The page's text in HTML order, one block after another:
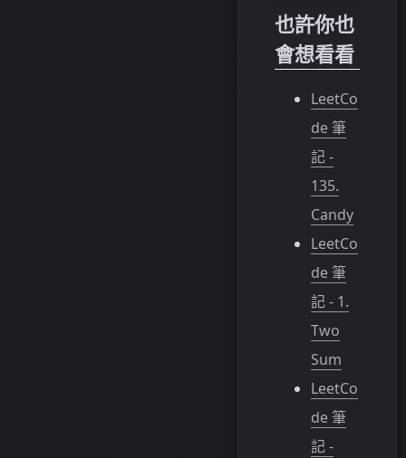
16
17
18
27
也許你也
會想看看
LeetCo
de 筆
記 -
135.
Candy
LeetCo
de 筆
記 - 1.
Two
Sum
LeetCo
de 筆
記 -